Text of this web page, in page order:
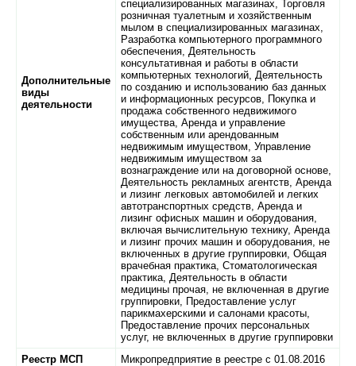
Дополнительные
виды
деятельности
специализированных магазинах, Торговля
розничная туалетным и хозяйственным
мылом в специализированных магазинах,
Разработка компьютерного программного
обеспечения, Деятельность
консультативная и работы в области
компьютерных технологий, Деятельность
по созданию и использованию баз данных
и информационных ресурсов, Покупка и
продажа собственного недвижимого
имущества, Аренда и управление
собственным или арендованным
недвижимым имуществом, Управление
недвижимым имуществом за
вознаграждение или на договорной основе,
Деятельность рекламных агентств, Аренда
и лизинг легковых автомобилей и легких
автотранспортных средств, Аренда и
лизинг офисных машин и оборудования,
включая вычислительную технику, Аренда
и лизинг прочих машин и оборудования, не
включенных в другие группировки, Общая
врачебная практика, Стоматологическая
практика, Деятельность в области
медицины прочая, не включенная в другие
группировки, Предоставление услуг
парикмахерскими и салонами красоты,
Предоставление прочих персональных
услуг, не включенных в другие группировки
Реестр МСП
Микропредприятие в реестре с 01.08.2016